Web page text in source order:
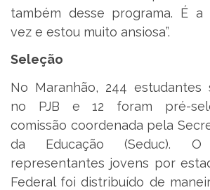
também desse programa. É a
vez e estou muito ansiosa”.
Seleção
No Maranhão, 244 estudantes
no PJB e 12 foram pré-
comissão coordenada pela
da Educação (Seduc).
representantes jovens por
Federal foi distribuído de